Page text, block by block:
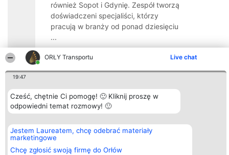
ORŁY Transportu Live chat
19:47
Cześć, chętnie Ci pomogę! 🙂 Kliknij proszę w
odpowiedni temat rozmowy! 🙂
Jestem Laureatem, chcę odebrać materiały
marketingowe
Chcę zgłosić swoją firmę do Orłów
również Sopot i Gdynię. Zespół tworzą
doświadczeni specjaliści, którzy
pracują w branży od ponad dziesięciu
...
10
Organizator plebiscytu
Bright Side Solutions sp. z o.
o. sp. k.
ul. Ruska 22
KRS 0000749100 | Regon
381313360 | NIP 8943132676
Plebiscyt
Laureaci
Lista
wszystkich
Zasady
Polityka
Prywatności
Kontakt